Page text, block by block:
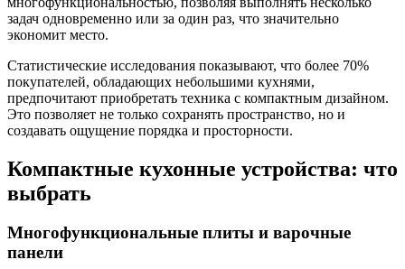
задач одновременно или за один раз, что значительно
экономит место.
Статистические исследования показывают, что более 70%
покупателей, обладающих небольшими кухнями,
предпочитают приобретать техника с компактным дизайном.
Это позволяет не только сохранять пространство, но и
создавать ощущение порядка и просторности.
Компактные кухонные устройства: что
выбрать
Многофункциональные плиты и варочные
панели